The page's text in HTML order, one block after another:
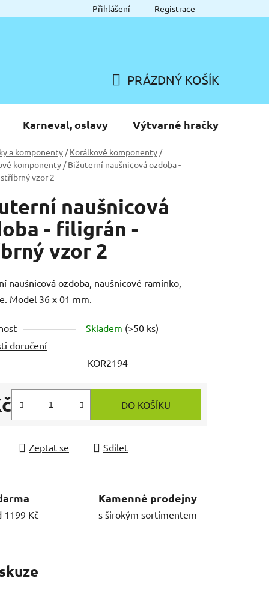
Přihlášení Registrace
KOŠÍK
PRÁZDNÝ KOŠÍK
Karneval, oslavy Výtvarné hračky
a komponenty / Korálkové komponenty /
komponenty / Bižuterní naušnicová ozdoba -
vzor 2
naušnicová
- filigrán -
vzor 2
naušnicová ozdoba, naušnicové ramínko,
Model 36 x 01 mm.
Skladem (>50 ks)
doručení
KOR2194
cena:
DO KOŠÍKU
Zeptat se Sdílet
1199 Kč
Kamenné prodejny
s širokým sortimentem